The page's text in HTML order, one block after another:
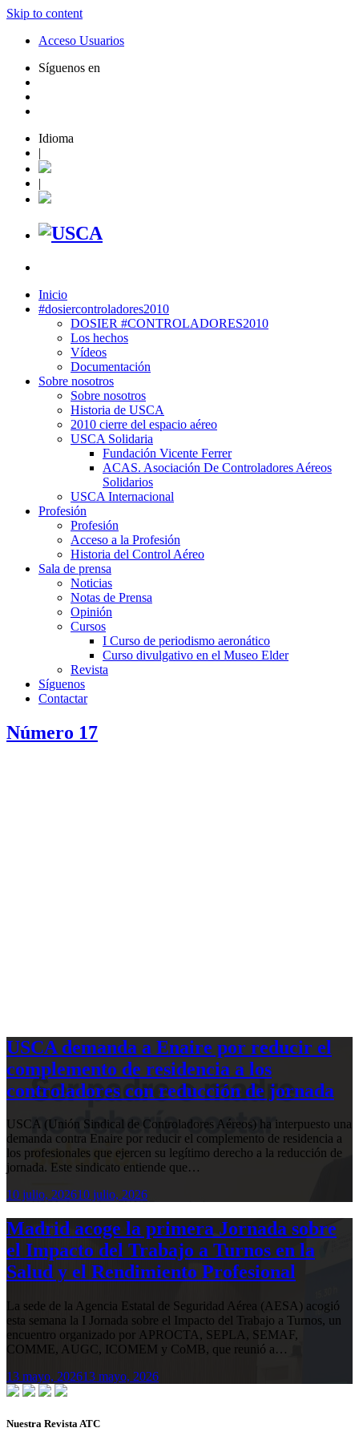
Skip to content
Acceso Usuarios
Síguenos en
Idioma
|
|
Inicio
#dosiercontroladores2010
DOSIER #CONTROLADORES2010
Los hechos
Vídeos
Documentación
Sobre nosotros
Sobre nosotros
Historia de USCA
2010 cierre del espacio aéreo
USCA Solidaria
Fundación Vicente Ferrer
ACAS. Asociación De Controladores Aéreos
Solidarios
USCA Internacional
Profesión
Profesión
Acceso a la Profesión
Historia del Control Aéreo
Sala de prensa
Noticias
Notas de Prensa
Opinión
Cursos
I Curso de periodismo aeronático
Curso divulgativo en el Museo Elder
Revista
Síguenos
Contactar
Número 17
USCA demanda a Enaire por reducir el
complemento de residencia a los
controladores con reducción de jornada
USCA (Unión Sindical de Controladores Aéreos) ha interpuesto una
demanda contra Enaire por reducir el complemento de residencia a
los profesionales que ejercen su legítimo derecho a la reducción de
jornada. Este sindicato entiende que…
10 julio, 202610 julio, 2026
Madrid acoge la primera Jornada sobre
el Impacto del Trabajo a Turnos en la
Salud y el Rendimiento Profesional
La sede de la Agencia Estatal de Seguridad Aérea (AESA) acogió
esta semana la I Jornada sobre el Impacto del Trabajo a Turnos, un
encuentro organizado por APROCTA, SEPLA, SEMAF,
COMME, AUGC, ICOMEM y CoMB, que reunió a…
13 mayo, 202613 mayo, 2026
Nuestra Revista ATC